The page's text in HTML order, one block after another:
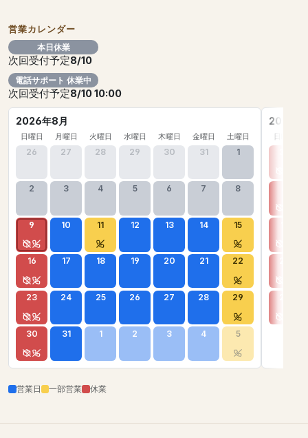
営業カレンダー
本日休業
次回受付予定8/10
電話サポート 休業中
次回受付予定8/10 10:00
2026年8月
日曜日 月曜日 火曜日 水曜日 木曜日 金曜日 土曜日
26 27 28 29 30 31 1
2 3 4 5 6 7 8
9 10 11 12 13 14 15
16 17 18 19 20 21 22
23 24 25 26 27 28 29
30 31 1 2 3 4 5
2026年
日曜日
営業日 一部営業 休業